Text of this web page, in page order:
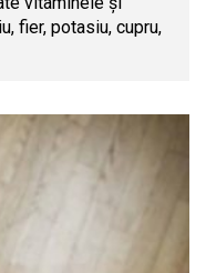
fier, potasiu, cupru,